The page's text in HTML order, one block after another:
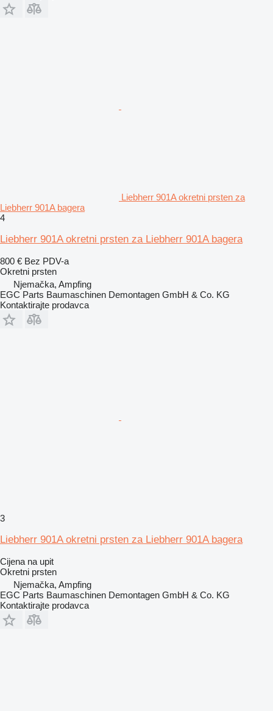
Liebherr 901A okretni prsten za
Liebherr 901A bagera
4
Liebherr 901A okretni prsten za Liebherr 901A bagera
800 € Bez PDV-a
Okretni prsten
Njemačka, Ampfing
EGC Parts Baumaschinen Demontagen GmbH & Co. KG
Kontaktirajte prodavca
3
Liebherr 901A okretni prsten za Liebherr 901A bagera
Cijena na upit
Okretni prsten
Njemačka, Ampfing
EGC Parts Baumaschinen Demontagen GmbH & Co. KG
Kontaktirajte prodavca